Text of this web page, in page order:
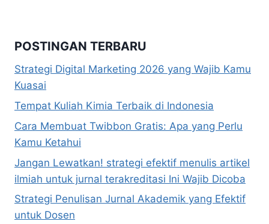
POSTINGAN TERBARU
Strategi Digital Marketing 2026 yang Wajib Kamu
Kuasai
Tempat Kuliah Kimia Terbaik di Indonesia
Cara Membuat Twibbon Gratis: Apa yang Perlu
Kamu Ketahui
Jangan Lewatkan! strategi efektif menulis artikel
ilmiah untuk jurnal terakreditasi Ini Wajib Dicoba
Strategi Penulisan Jurnal Akademik yang Efektif
untuk Dosen